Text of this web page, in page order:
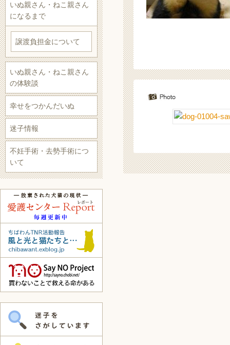
いぬ親さん・ねこ親さん
になるまで
譲渡負担金について
いぬ親さん・ねこ親さん
の体験談
幸せをつかんだいぬ
迷子情報
不妊手術・去勢手術につ
いて